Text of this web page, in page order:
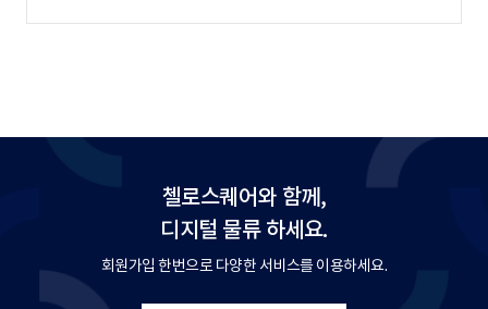
첼로스퀘어와 함께,
디지털 물류 하세요.
회원가입 한번으로 다양한 서비스를 이용하세요.